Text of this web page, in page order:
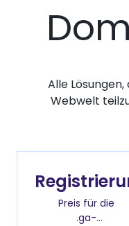
Alle
Webwelt
Preis für die
.ga-